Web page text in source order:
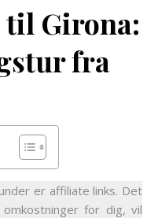
til Girona:
fra
er affiliate links. Det
for dig, vil